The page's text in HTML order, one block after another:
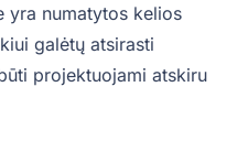
yra numatytos kelios
galėtų atsirasti
projektuojami atskiru